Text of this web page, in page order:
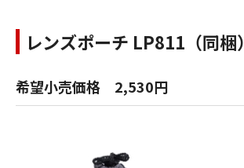
レンズポーチ LP811（同梱）
希望小売価格 2,530円